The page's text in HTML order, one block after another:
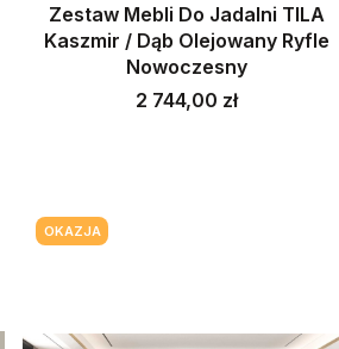
Zestaw Mebli Do Jadalni TILA
Kaszmir / Dąb Olejowany Ryfle
Nowoczesny
Cena
2 744,00 zł
OKAZJA